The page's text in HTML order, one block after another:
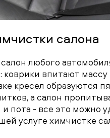
салона
любого
коврики впитают массу
кресел образуются
а салон
пота - все это можно
услуге химчистке